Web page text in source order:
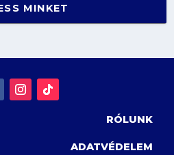
MINKET
RÓLUNK
ADATVÉDELEM